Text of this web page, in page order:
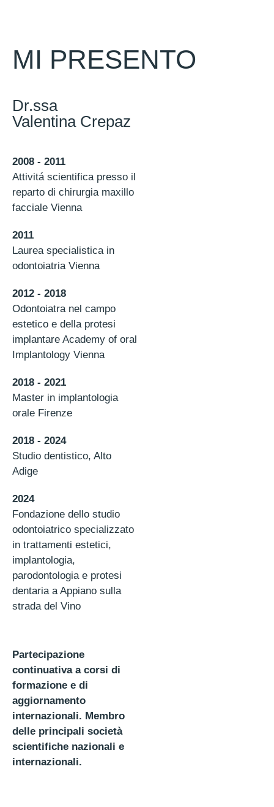
MI PRESENTO
Dr.ssa
Valentina Crepaz
2008 - 2011
Attivitá scientifica presso il
reparto di chirurgia maxillo
facciale Vienna
2011
Laurea specialistica in
odontoiatria Vienna
2012 - 2018
Odontoiatra nel campo
estetico e della protesi
implantare Academy of oral
Implantology Vienna
2018 - 2021
Master in implantologia
orale Firenze
2018 - 2024
Studio dentistico, Alto
Adige
2024
Fondazione dello studio
odontoiatrico specializzato
in trattamenti estetici,
implantologia,
parodontologia e protesi
dentaria a Appiano sulla
strada del Vino
Partecipazione
continuativa a corsi di
formazione e di
aggiornamento
internazionali. Membro
delle principali società
scientifiche nazionali e
internazionali.